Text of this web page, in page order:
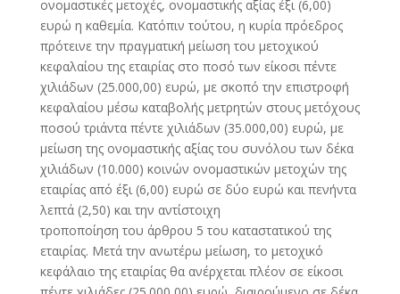
ονομαστικές μετοχές, ονομαστικής αξίας έξι (6,00)
ευρώ η καθεμία. Κατόπιν τούτου, η κυρία πρόεδρος
πρότεινε την πραγματική μείωση του μετοχικού
κεφαλαίου της εταιρίας στο ποσό των είκοσι πέντε
χιλιάδων (25.000,00) ευρώ, με σκοπό την επιστροφή
κεφαλαίου μέσω καταβολής μετρητών στους μετόχους
ποσού τριάντα πέντε χιλιάδων (35.000,00) ευρώ, με
μείωση της ονομαστικής αξίας του συνόλου των δέκα
χιλιάδων (10.000) κοινών ονομαστικών μετοχών της
εταιρίας από έξι (6,00) ευρώ σε δύο ευρώ και πενήντα
λεπτά (2,50) και την αντίστοιχη
τροποποίηση του άρθρου 5 του καταστατικού της
εταιρίας. Μετά την ανωτέρω μείωση, το μετοχικό
κεφάλαιο της εταιρίας θα ανέρχεται πλέον σε είκοσι